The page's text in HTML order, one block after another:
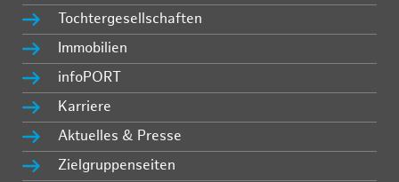
Tochtergesellschaften
Immobilien
infoPORT
Karriere
Aktuelles & Presse
Zielgruppenseiten